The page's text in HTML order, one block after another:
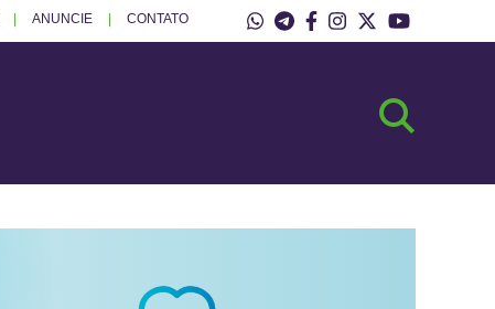
ANUNCIE CONTATO